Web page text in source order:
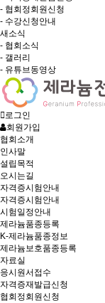
- 협회정회원신청
- 수강신청안내
새소식
- 협회소식
- 갤러리
- 유튜브동영상
로그인
회원가입
협회소개
인사말
설립목적
오시는길
자격증시험안내
자격증시험안내
시험일정안내
제라늄품종등록
K-제라늄품종정보
제라늄보호품종등록
자료실
응시원서접수
자격증재발급신청
협회정회원신청